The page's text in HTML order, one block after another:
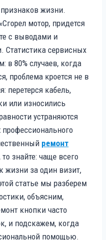
жизни.
мотор, придется
с выводами и
Статистика сервисных
в 80% случаев, когда
проблема кроется не в
перетерся кабель,
или износились
устраняются
ремонт
то знайте: чаще всего
жизни за один визит,
статье мы разберем
объясним,
кнопки часто
и подскажем, когда
помощью.